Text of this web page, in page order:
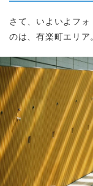
さて、いよいよフ
のは、有楽町エリア